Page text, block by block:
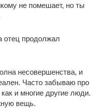
не помешает, но ты
отец продолжал
несовершенства, и
Часто забываю про
и многие другие люди.
вещь.